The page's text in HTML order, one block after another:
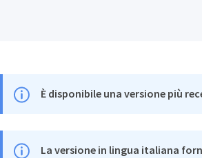
È disponibile una versione più
La versione in lingua italiana